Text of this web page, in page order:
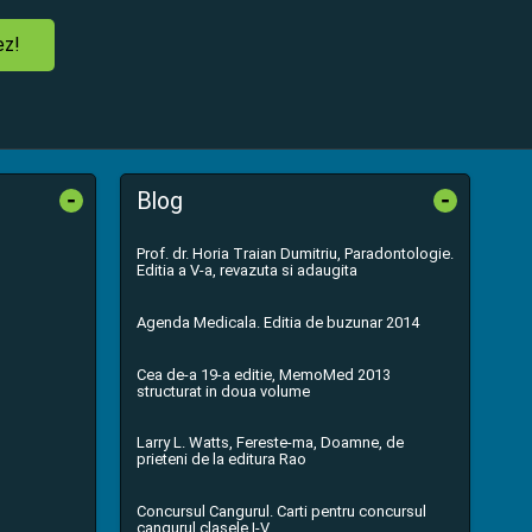
- Blog -
Prof. dr. Horia Traian Dumitriu, Paradontologie.
Editia a V-a, revazuta si adaugita
Agenda Medicala. Editia de buzunar 2014
Cea de-a 19-a editie, MemoMed 2013
structurat in doua volume
Larry L. Watts, Fereste-ma, Doamne, de
prieteni de la editura Rao
Concursul Cangurul. Carti pentru concursul
cangurul clasele I-V